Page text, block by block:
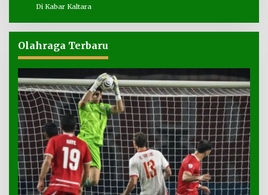
Di Kabar Kaltara
Olahraga Terbaru